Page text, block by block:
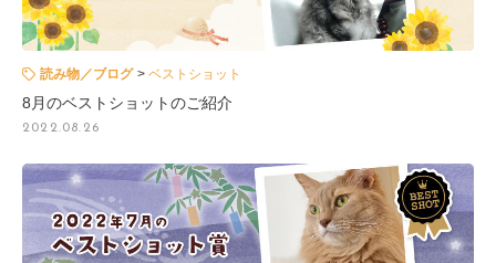
読み物／ブログ ベストショット
8月のベストショットのご紹介
2022.08.26